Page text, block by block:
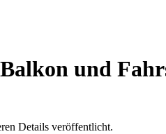
und
Details veröffentlicht.